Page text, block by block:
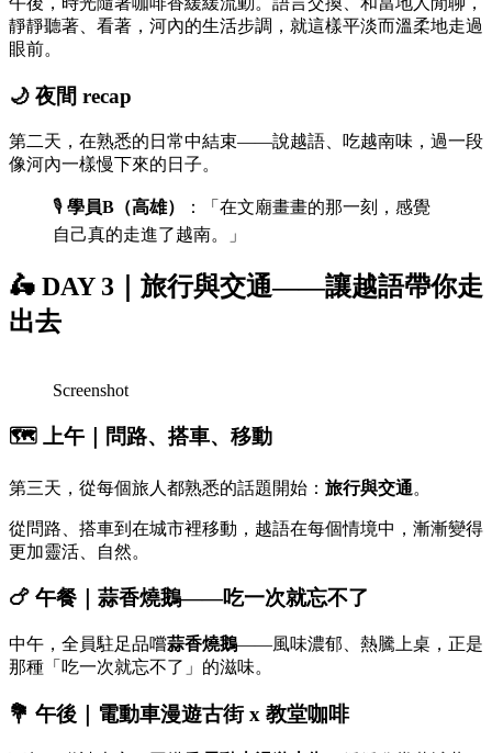
靜靜聽著、看著，河內的生活步調，就這樣平淡而溫柔地走過
眼前。
🌙 夜間 recap
第二天，在熟悉的日常中結束——說越語、吃越南味，過一段
像河內一樣慢下來的日子。
🎙️ 學員B（高雄）
：「在文廟畫畫的那一刻，感覺
自己真的走進了越南。」
🛵 DAY 3｜旅行與交通——讓越語帶你走
出去
Screenshot
🗺️ 上午｜問路、搭車、移動
第三天，從每個旅人都熟悉的話題開始： 旅行與交通。
從問路、搭車到在城市裡移動，越語在每個情境中，漸漸變得
更加靈活、自然。
🍗 午餐｜蒜香燒鵝——吃一次就忘不了
中午，全員駐足品嚐蒜香燒鵝——風味濃郁、熱騰上桌，正是
那種「吃一次就忘不了」的滋味。
💐 午後｜電動車漫遊古街 x 教堂咖啡